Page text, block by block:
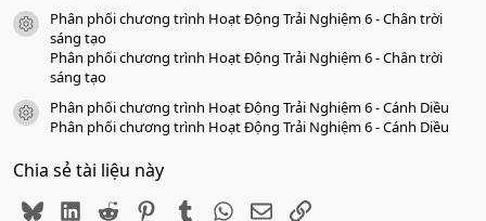
icon tài liệu
Phân phối chương trình Hoạt Động Trải Nghiệm 6 - Chân trời
sáng tạo
Phân phối chương trình Hoạt Động Trải Nghiệm 6 - Chân trời
sáng tạo
icon tài liệu
Phân phối chương trình Hoạt Động Trải Nghiệm 6 - Cánh Diều
Phân phối chương trình Hoạt Động Trải Nghiệm 6 - Cánh Diều
Chia sẻ tài liệu này
BlueskyLinkedIn
Reddit PinterestTumblr WhatsApp
EmailLink